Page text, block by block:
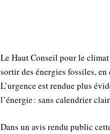
Le Haut Conseil pour le
sortir des énergies fossiles,
L’urgence est rendue plus
l’énergie : sans calendrier
Dans un avis rendu public